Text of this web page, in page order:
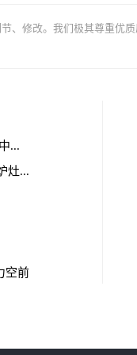
、修改。我们极其尊重优
...
灶...
空前